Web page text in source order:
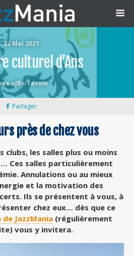
22 Mai 2021
culturel d’Ans
«JB» Tassin
Partager
près de chez vous
clubs, les salles plus ou moins
Ces salles particulièrement
Annulations ou au mieux
et la motivation des
Ils se présentent à vous, à
chez eux… dès que ce
de JazzMania (régulièrement
vous y invitera.